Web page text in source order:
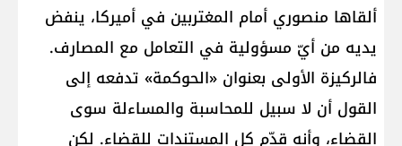
ألقاها منصوري أمام المغتربين في أميركا، ينفض
يديه من أيّ مسؤولية في التعامل مع المصارف.
فالركيزة الأولى بعنوان «الحوكمة» تدفعه إلى
القول أن لا سبيل للمحاسبة والمساءلة سوى
القضاء، وأنه قدّم كل المستندات للقضاء. لكن